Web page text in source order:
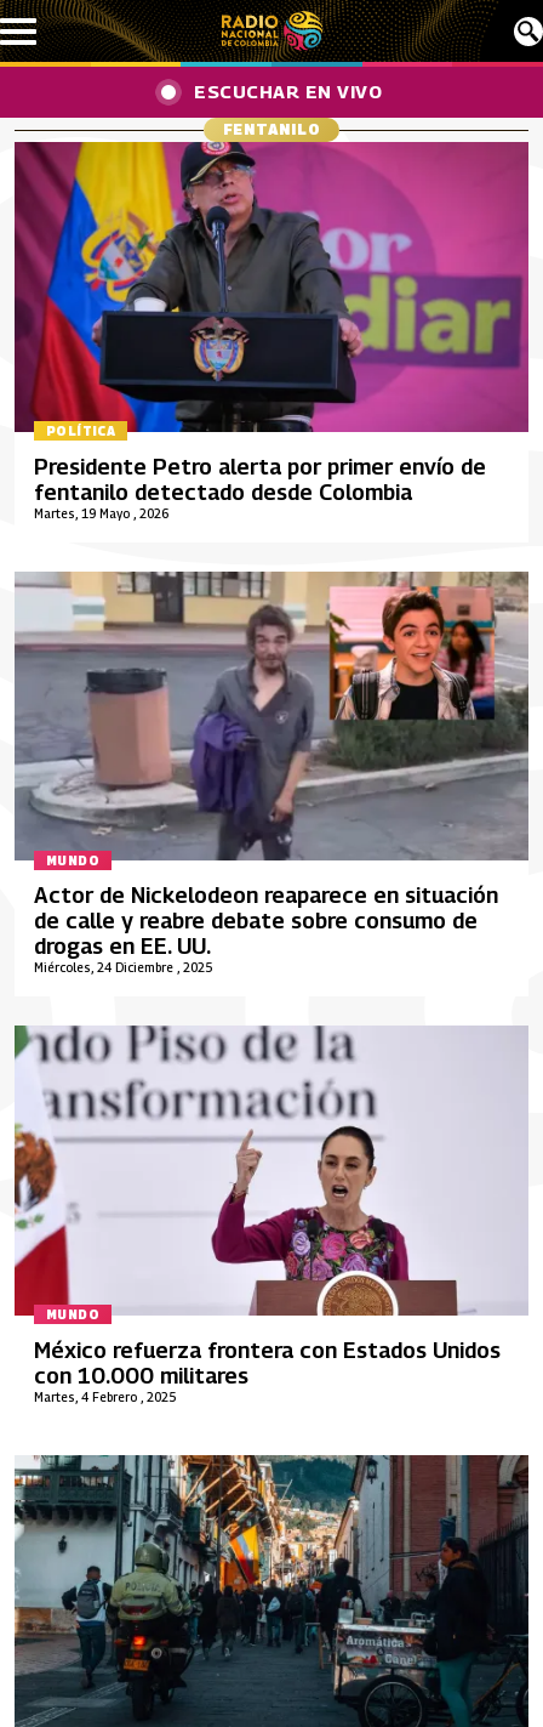
Pasar al contenido principal
ESCUCHAR EN VIVO
FENTANILO
POLÍTICA
Martes, 19 Mayo , 2026
Presidente Petro alerta por primer envío de
fentanilo detectado desde Colombia
MUNDO
Miércoles, 24 Diciembre , 2025
Actor de Nickelodeon reaparece en situación
de calle y reabre debate sobre consumo de
drogas en EE. UU.
MUNDO
Martes, 4 Febrero , 2025
México refuerza frontera con Estados Unidos
con 10.000 militares